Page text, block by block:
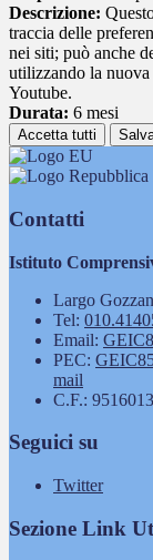
Descrizione:
traccia delle
nei siti; può anche
utilizzando la
Youtube.
Durata: 6 mesi
Accetta tutti
Contatti
Istituto
Largo
Tel:
Email:
PEC:
mail
C.F.:
Seguici su
Twitter
Sezione Link